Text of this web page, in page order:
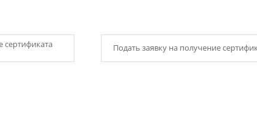
сертификата Подать заявку на получение